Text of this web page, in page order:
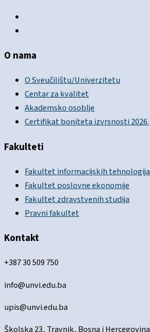
O nama
O Sveučilištu/Univerzitetu
Centar za kvalitet
Akademsko osoblje
Certifikat boniteta izvrsnosti 2026.
Fakulteti
Fakultet informacijskih tehnologija
Fakultet poslovne ekonomije
Fakultet zdravstvenih studija
Pravni fakultet
Kontakt
+387 30 509 750
info@unvi.edu.ba
upis@unvi.edu.ba